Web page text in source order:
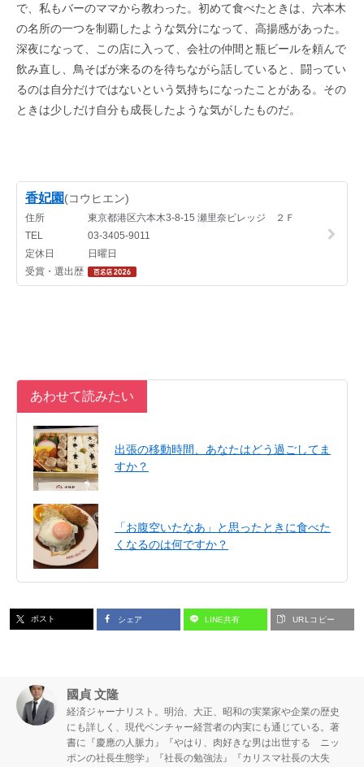
で、私もバーのママから教わった。初めて食べたときは、六本木
の名所の一つを制覇したような気分になって、高揚感があった。
深夜になって、この店に入って、会社の仲間と瓶ビールを頼んで
飲み直し、鳥そばが来るのを待ちながら話していると、闘ってい
るのは自分だけではないという気持ちになったことがある。その
ときは少しだけ自分も成長したような気がしたものだ。
あわせて読みたい
出張の移動時間、あなたはどう過ごしてま
すか？
「お腹空いたなあ」と思ったときに食べた
くなるのは何ですか？
ポスト シェア LINE共有 URLコピー
國貞 文隆
経済ジャーナリスト。明治、大正、昭和の実業家や企業の歴史
にも詳しく、現代ベンチャー経営者の内実にも通じている。著
書に『慶應の人脈力』『やはり、肉好きな男は出世する ニッ
ポンの社長生態学』『社長の勉強法』『カリスマ社長の大失